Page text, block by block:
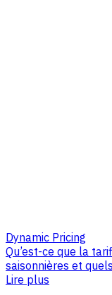
Dynamic Pricing
Qu’est-ce que la
saisonnières et
Lire plus